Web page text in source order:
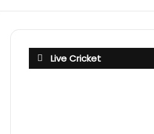
Live Cricket